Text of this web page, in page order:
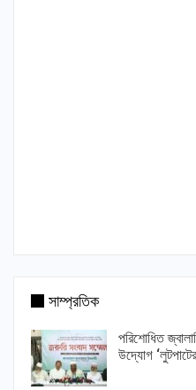
সাম্প্রতিক
পরিশোধিত
উদ্যোগ